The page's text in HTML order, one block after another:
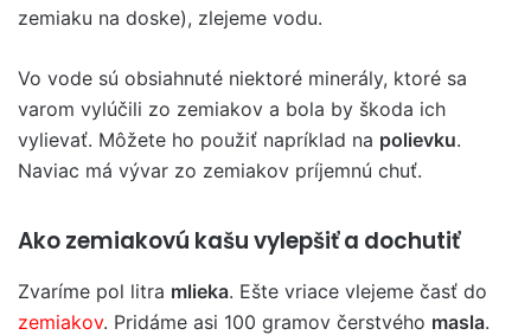
zemiaku na doske), zlejeme vodu.
Vo vode sú obsiahnuté niektoré minerály, ktoré sa
varom vylúčili zo zemiakov a bola by škoda ich
vylievať. Môžete ho použiť napríklad na polievku.
Naviac má vývar zo zemiakov príjemnú chuť.
Ako zemiakovú kašu vylepšiť a dochutiť
Zvaríme pol litra mlieka. Ešte vriace vlejeme časť do
zemiakov. Pridáme asi 100 gramov čerstvého masla.